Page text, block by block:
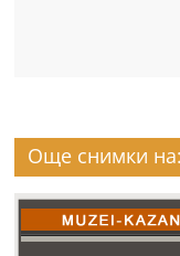
Още снимки на: